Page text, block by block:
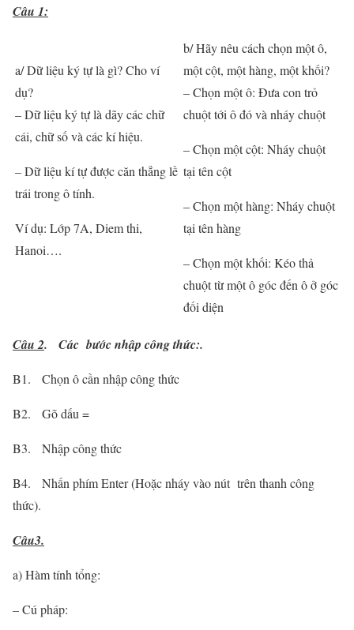
Câu 1:
a/ Dữ liệu ký tự là gì? Cho ví
dụ?
– Dữ liệu ký tự là dãy các chữ
cái, chữ số và các kí hiệu.
– Dữ liệu kí tự được căn thẳng lề
trái trong ô tính.
Ví dụ: Lớp 7A, Diem thi,
Hanoi….
b/ Hãy nêu cách chọn một ô,
một cột, một hàng, một khối?
– Chọn một ô: Đưa con trỏ
chuột tới ô đó và nháy chuột
– Chọn một cột: Nháy chuột
tại tên cột
– Chọn một hàng: Nháy chuột
tại tên hàng
– Chọn một khối: Kéo thả
chuột từ một ô góc đến ô ở góc
đối diện
Câu 2. Các bước nhập công thức:.
B1. Chọn ô cần nhập công thức
B2. Gõ dấu =
B3. Nhập công thức
B4. Nhấn phím Enter (Hoặc nháy vào nút trên thanh công
thức).
Câu3.
a) Hàm tính tổng:
– Cú pháp: